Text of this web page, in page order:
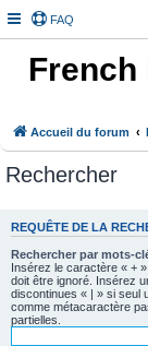
FAQ
French
Accueil du forum
Rechercher
REQUÊTE DE LA
Rechercher par mots-
Insérez le caractère « +
doit être ignoré. Insérez
discontinues « | » si seul
comme métacaractère
partielles.